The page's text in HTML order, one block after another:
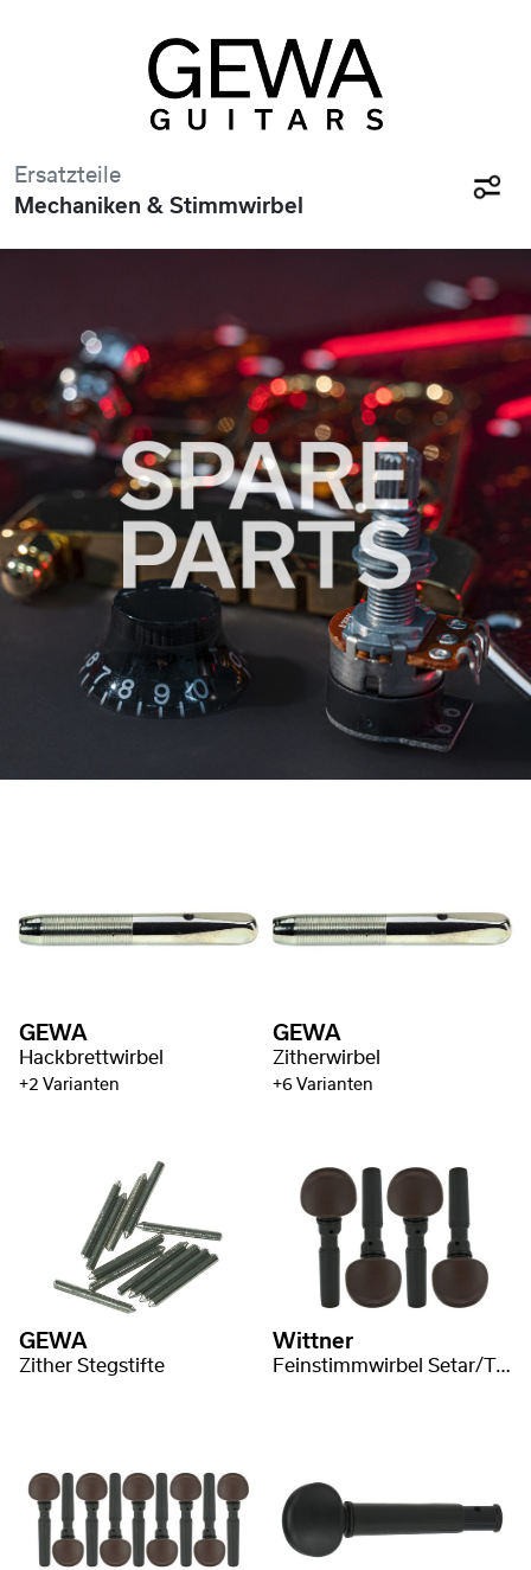
Ersatzteile
Mechaniken & Stimmwirbel
GEWA
Hackbrettwirbel
+2 Varianten
GEWA
Zitherwirbel
+6 Varianten
GEWA
Zither Stegstifte
Wittner
Feinstimmwirbel Setar/Tanbur medium